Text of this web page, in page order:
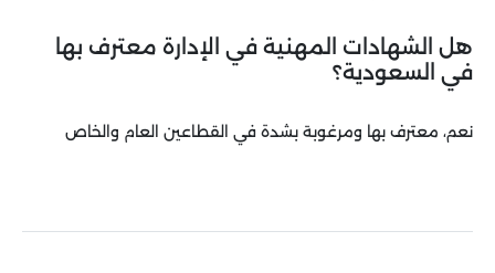
هل الشهادات المهنية في الإدارة معترف بها
في السعودية؟
نعم، معترف بها ومرغوبة بشدة في القطاعين العام والخاص